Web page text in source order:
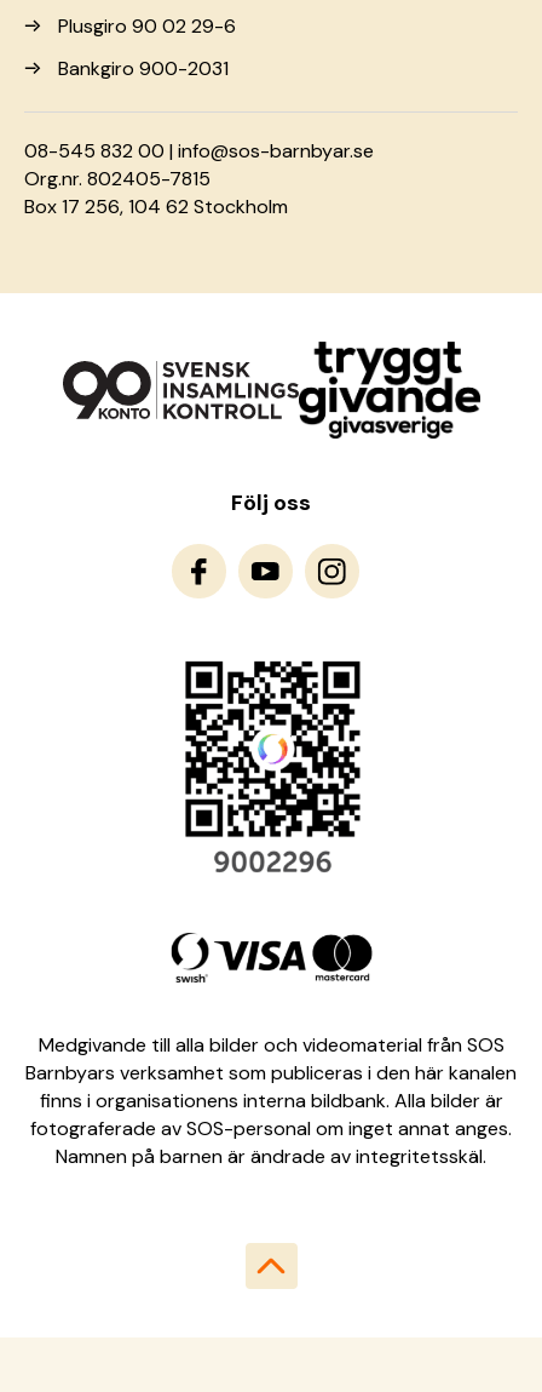
Plusgiro 90 02 29-6
Bankgiro 900-2031
08-545 832 00 |info@sos-barnbyar.se
Org.nr. 802405-7815
Box 17 256, 104 62 Stockholm
Följ oss
Medgivande till alla bilder och videomaterial från SOS
Barnbyars verksamhet som publiceras i den här kanalen
finns i organisationens interna bildbank. Alla bilder är
fotograferade av SOS-personal om inget annat anges.
Namnen på barnen är ändrade av integritetsskäl.